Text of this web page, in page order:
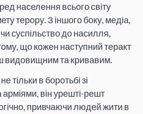
населення всього світу
терору. З іншого боку, медіа,
суспільство до насилля,
що кожен наступний теракт
видовищним та кривавим.
тільки в боротьбі зі
він урешті-решт
привчаючи людей жити в